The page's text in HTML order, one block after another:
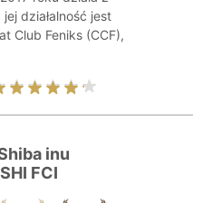
działalność jest
Club Feniks (CCF),
inu
FCI